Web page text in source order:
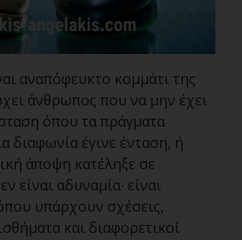
αναπόφευκτο κομμάτι της
άνθρωπος που να μην έχει
όπου τα πράγματα
διαφωνία έγινε ένταση, ή
άποψη κατέληξε σε
είναι αδυναμία∙ είναι
υπάρχουν σχέσεις,
και διαφορετικοί